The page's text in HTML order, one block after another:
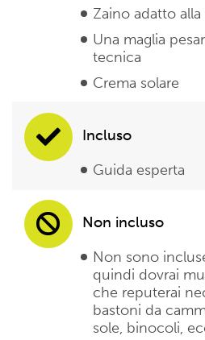
Zaino adatto
Una maglia
tecnica
Crema solare
Incluso
Guida esperta
Non incluso
Non sono
quindi dovrai
che reputerai
bastoni da
sole, binocoli,